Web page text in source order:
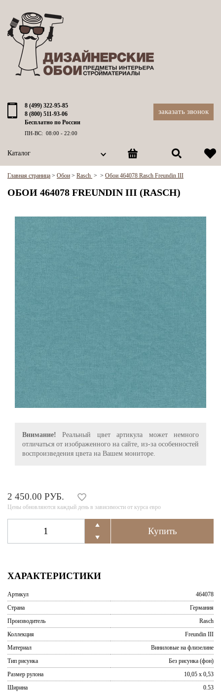
8 (499) 322-95-85
8 (800) 511-93-06
Бесплатно по России
ПН-ВС: 08:00 - 22:00
заказать звонок
Каталог
Главная страница > Обои > Rasch > > Обои 464078 Rasch Freundin III
ОБОИ 464078 FREUNDIN III (RASCH)
Внимание! Реальный цвет артикула может немного
отличаться от изображенного на сайте, из-за особенностей
воспроизведения цвета на Вашем мониторе.
2 450.00 РУБ.
Цены обновляются каждый день в зависимости от курса евро
ХАРАКТЕРИСТИКИ
Артикул
464078
Страна
Германия
Производитель
Rasch
Коллекция
Freundin III
Материал
Виниловые на флизелине
Тип рисунка
Без рисунка (фон)
Размер рулона
10,05 x 0,53
Ширина
0.53